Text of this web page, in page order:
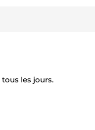
tous les jours.